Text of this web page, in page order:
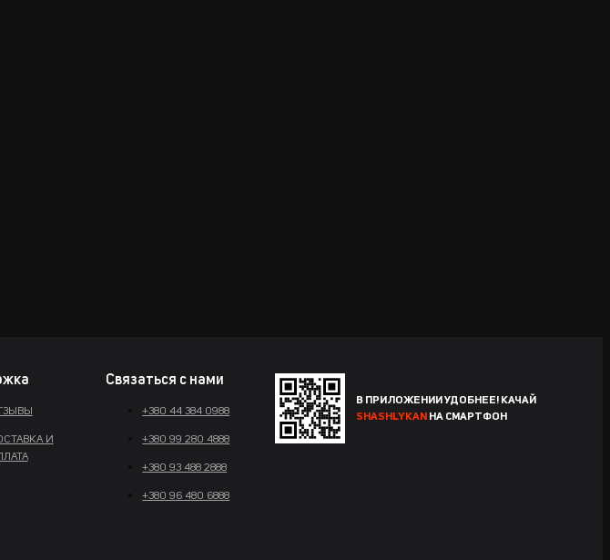
И
Связаться с нами
+380 44 384 0988
+380 99 280 4888
+380 93 488 2888
+380 96 480 6888
В ПРИЛОЖЕНИИ УДОБНЕЕ! КАЧАЙ
SHASHLYKAN НА СМАРТФОН